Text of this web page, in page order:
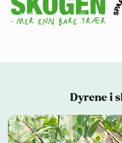
Dyrene i